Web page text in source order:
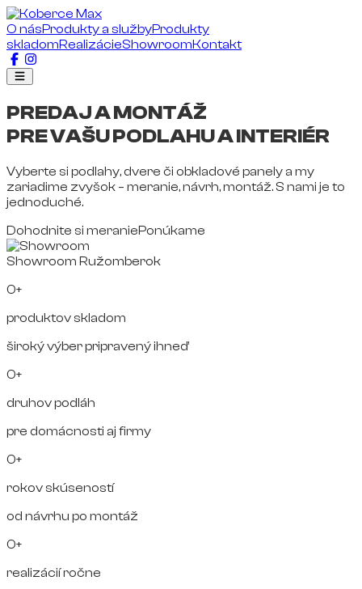
O násProdukty a službyProdukty
skladomRealizácieShowroomKontakt
PREDAJ A MONTÁŽ
PRE VAŠU PODLAHU A INTERIÉR
Vyberte si podlahy, dvere či obkladové panely a my
zariadime zvyšok – meranie, návrh, montáž. S nami je to
jednoduché.
Dohodnite si meraniePonúkame
Showroom Ružomberok
0+
produktov skladom
široký výber pripravený ihneď
0+
druhov podláh
pre domácnosti aj firmy
0+
rokov skúseností
od návrhu po montáž
0+
realizácií ročne